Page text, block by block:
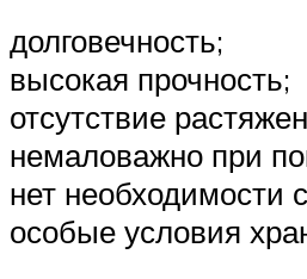
долговечность;
высокая прочность;
отсутствие
немаловажно при
нет необходимости
особые условия